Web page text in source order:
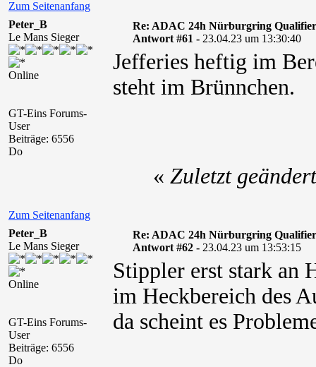
Zum Seitenanfang
Peter_B
Le Mans Sieger
Online
GT-Eins Forums-
User
Beiträge: 6556
Do
Re: ADAC 24h Nürburgring
Antwort #61 - 23.04.23 um 13:30:40
Jefferies heftig im
steht im Brünnchen.
Zum Seitenanfang
« Zuletzt
Peter_B
Le Mans Sieger
Online
GT-Eins Forums-
User
Beiträge: 6556
Do
Re: ADAC 24h Nürburgring
Antwort #62 - 23.04.23 um 13:53:15
Stippler erst stark an
im Heckbereich des
da scheint es